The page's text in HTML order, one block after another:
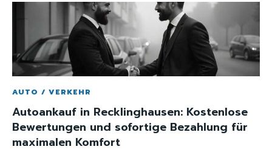
AUTO / VERKEHR
Autoankauf in Recklinghausen: Kostenlose
Bewertungen und sofortige Bezahlung für
maximalen Komfort